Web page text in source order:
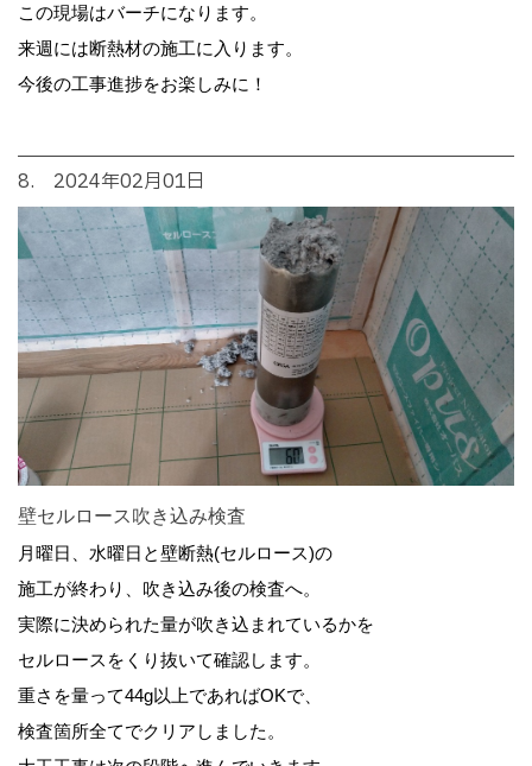
この現場はバーチになります。
来週には断熱材の施工に入ります。
今後の工事進捗をお楽しみに！
8. 2024年02月01日
壁セルロース吹き込み検査
月曜日、水曜日と壁断熱(セルロース)の
施工が終わり、吹き込み後の検査へ。
実際に決められた量が吹き込まれているかを
セルロースをくり抜いて確認します。
重さを量って44g以上であればOKで、
検査箇所全てでクリアしました。